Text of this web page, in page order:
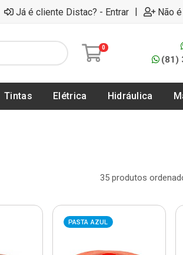
Já é cliente Distac? - Entrar | Não
0
(81)
Tintas Elétrica Hidráulica
35 produtos
PASTA AZUL